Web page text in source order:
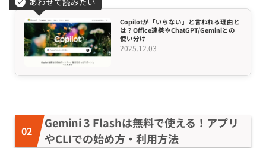
Copilotが「いらない」と言われる理由と
は？Office連携やChatGPT/Geminiとの
使い分け
2025.12.03
Gemini 3 Flashは無料で使える！アプリ
やCLIでの始め方・利用方法